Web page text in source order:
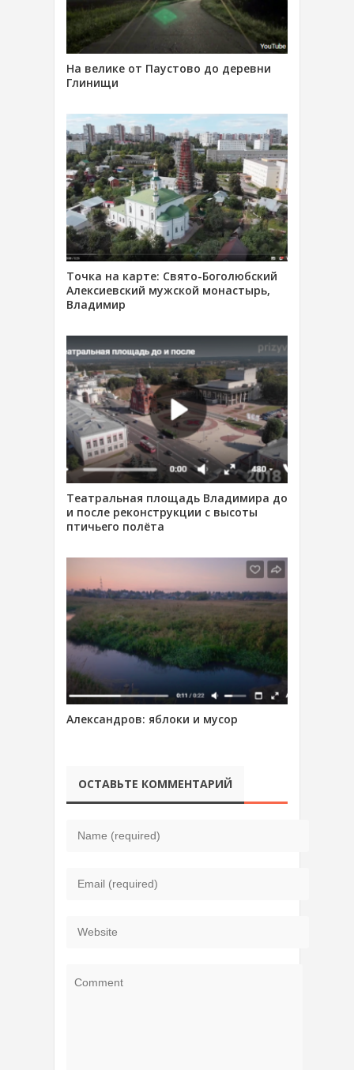
На велике от Паустово до деревни
Глинищи
Точка на карте: Свято-Боголюбский
Алексиевский мужской монастырь,
Владимир
Театральная площадь Владимира до
и после реконструкции с высоты
птичьего полёта
Александров: яблоки и мусор
ОСТАВЬТЕ КОММЕНТАРИЙ